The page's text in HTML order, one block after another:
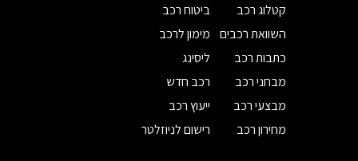
קטלוג רכב
השוואת רכבים
כתבות רכב
מבחני רכב
מבצעי רכב
מחירון רכב
ביטוח רכב
מימון לרכב
ליסינג
רכב חדש
ייעוץ רכב
רישום לניוזלטר